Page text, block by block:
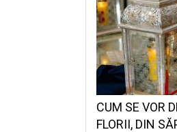
CUM SE VOR
FLORII, DIN